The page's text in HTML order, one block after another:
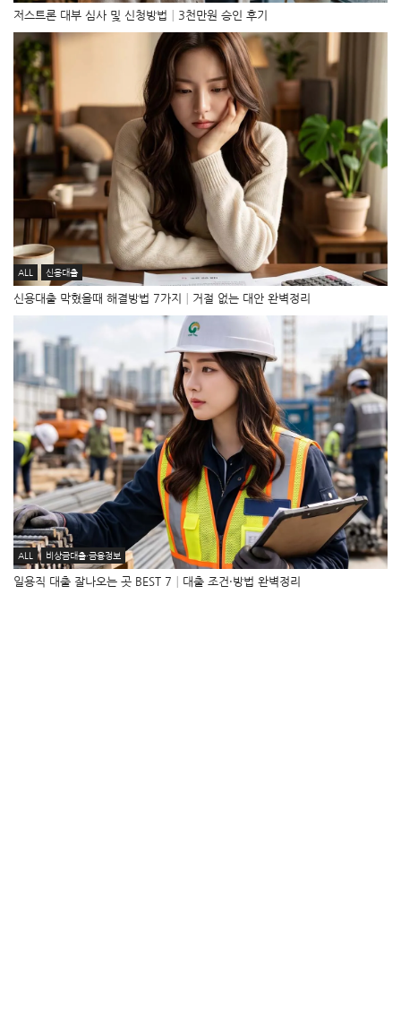
저스트론 대부 심사 및 신청방법│3천만원 승인 후기
ALL 신용대출
신용대출 막혔을때 해결방법 7가지│거절 없는 대안 완벽정리
ALL 비상금대출·금융정보
일용직 대출 잘나오는 곳 BEST 7│대출 조건·방법 완벽정리